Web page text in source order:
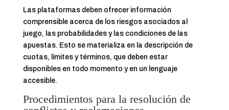
Las plataformas deben ofrecer información
comprensible acerca de los riesgos asociados al
juego, las probabilidades y las condiciones de las
apuestas. Esto se materializa en la descripción de
cuotas, límites y términos, que deben estar
disponibles en todo momento y en un lenguaje
accesible.
Procedimientos para la resolución de